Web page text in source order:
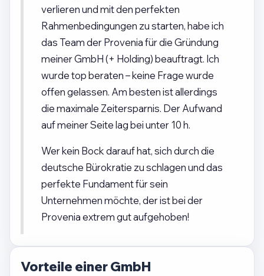
verlieren und mit den perfekten
Rahmenbedingungen zu starten, habe ich
das Team der Provenia für die Gründung
meiner GmbH (+ Holding) beauftragt. Ich
wurde top beraten – keine Frage wurde
offen gelassen. Am besten ist allerdings
die maximale Zeitersparnis. Der Aufwand
auf meiner Seite lag bei unter 10 h.
Wer kein Bock darauf hat, sich durch die
deutsche Bürokratie zu schlagen und das
perfekte Fundament für sein
Unternehmen möchte, der ist bei der
Provenia extrem gut aufgehoben!
Vorteile einer GmbH